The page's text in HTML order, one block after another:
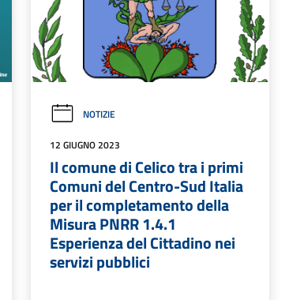
NOTIZIE
12 GIUGNO 2023
Il comune di Celico tra i primi
Comuni del Centro-Sud Italia
per il completamento della
Misura PNRR 1.4.1
Esperienza del Cittadino nei
servizi pubblici